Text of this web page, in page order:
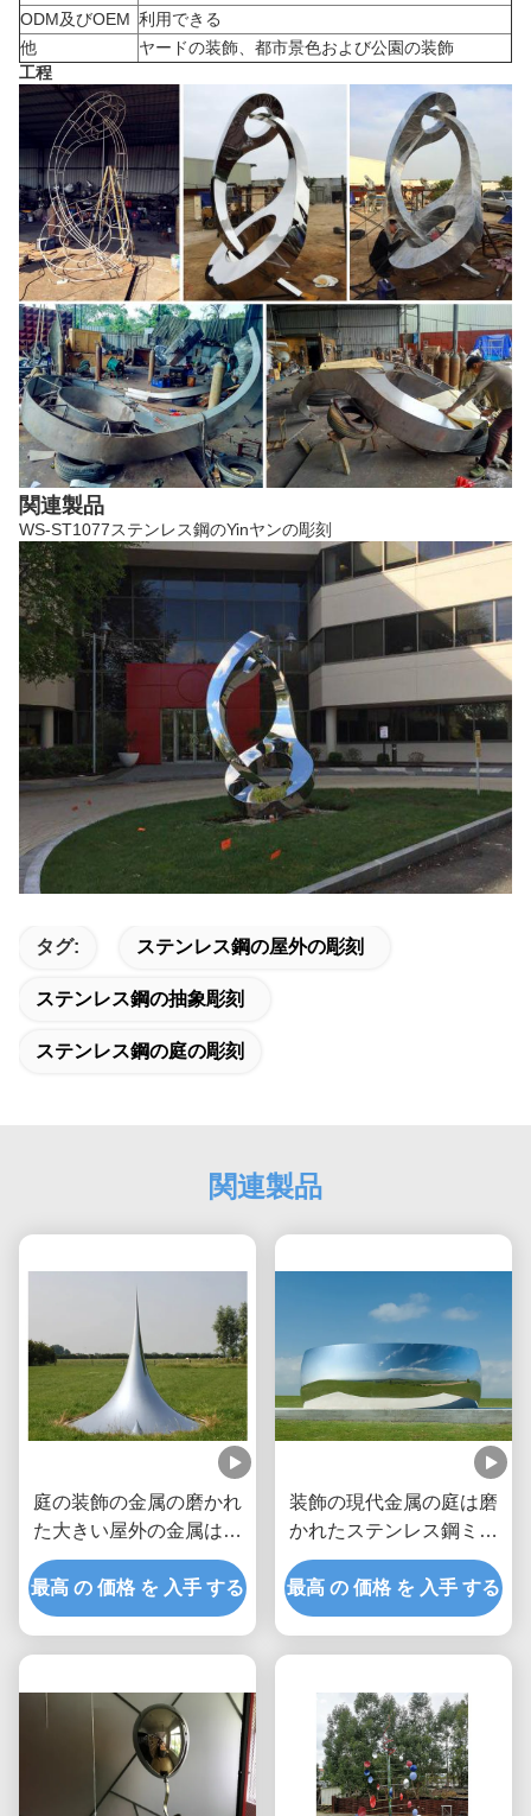
ODM及びOEM 利用できる
他
ヤードの装飾、都市景色および公園の装飾
工程
関連製品
WS-ST1077ステンレス鋼のYinヤンの彫刻
タグ: ステンレス鋼の屋外の彫刻
ステンレス鋼の抽象彫刻
ステンレス鋼の庭の彫刻
関連製品
庭の装飾の金属の磨かれ
た大きい屋外の金属は低
下の彫刻を彫ります
最高 の 価格 を 入手 する
装飾の現代金属の庭は磨
かれたステンレス鋼ミラ
ーを彫ります
最高 の 価格 を 入手 する